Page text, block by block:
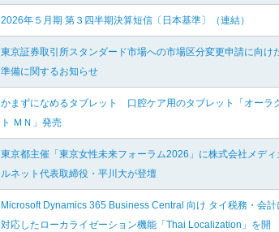
2026年５月期 第３四半期決算短信〔日本基準〕（連結）
東京証券取引所スタンダード市場への市場区分変更申請に向け
準備に関するお知らせ
かまずになめるタブレット 口腔ケア用のタブレット「オーラ
ト ＭＮ」発売
東京都主催「東京女性未来フォーラム2026」に株式会社メディ
ルネット代表取締役・平川大が登壇
Microsoft Dynamics 365 Business Central 向け タイ税務・会計
対応したローカライゼーション機能「Thai Localization」を開